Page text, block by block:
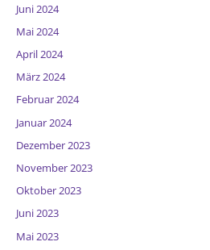
Juni 2024
Mai 2024
April 2024
März 2024
Februar 2024
Januar 2024
Dezember 2023
November 2023
Oktober 2023
Juni 2023
Mai 2023